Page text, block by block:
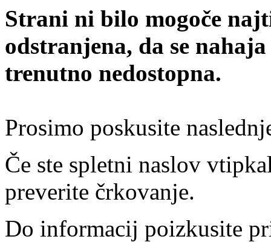
Strani ni bilo mogoče
odstranjena, da se
trenutno nedostopna.
Prosimo poskusite
Če ste spletni naslov
preverite črkovanje.
Do informacij poizkusite